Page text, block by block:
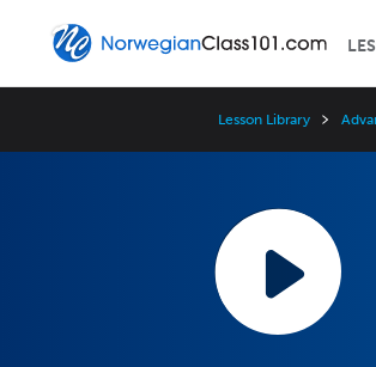
Lesson Library